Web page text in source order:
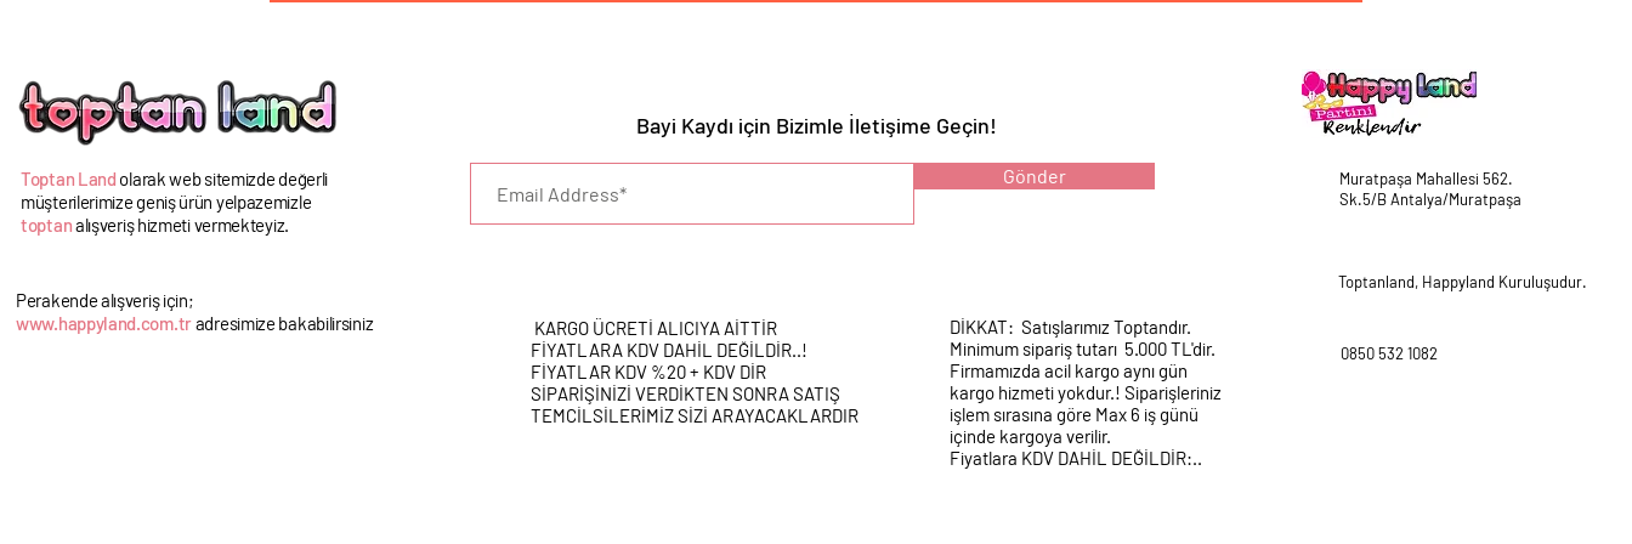
Toptan Land olarak web sitemizde değerli
müşterilerimize geniş ürün yelpazemizle
toptanalışveriş hizmeti vermekteyiz.
Perakende alışveriş için;
www.happyland.com.tradresimize bakabilirsiniz
UYARI :
Bayi Kaydı için Bizimle İletişime Geçin!
Gönder
KARGO ÜCRETİ ALICIYA AİTTİR
FİYATLARA KDV DAHİL DEĞİLDİR..!
FİYATLAR KDV %20 + KDV DİR
SİPARİŞİNİZİ VERDİKTEN SONRA SATIŞ
TEMCİLSİLERİMİZ SİZİ ARAYACAKLARDIR
DİKKAT: Satışlarımız Toptandır.
Minimum sipariş tutarı 5.000 TL'dir.
Firmamızda acil kargo aynı gün
kargo hizmeti yokdur.! Siparişleriniz
işlem sırasına göre Max 6 iş günü
içinde kargoya verilir.
Fiyatlara KDV DAHİL DEĞİLDİR:..
Muratpaşa Mahallesi 562.
Sk.5/B Antalya/Muratpaşa
Toptanland, Happyland Kuruluşudur.
0850 532 1082